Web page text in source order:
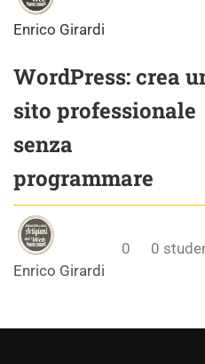
Enrico Girardi
WordPress: crea
sito professionale
senza
programmare
Enrico Girardi
0 0